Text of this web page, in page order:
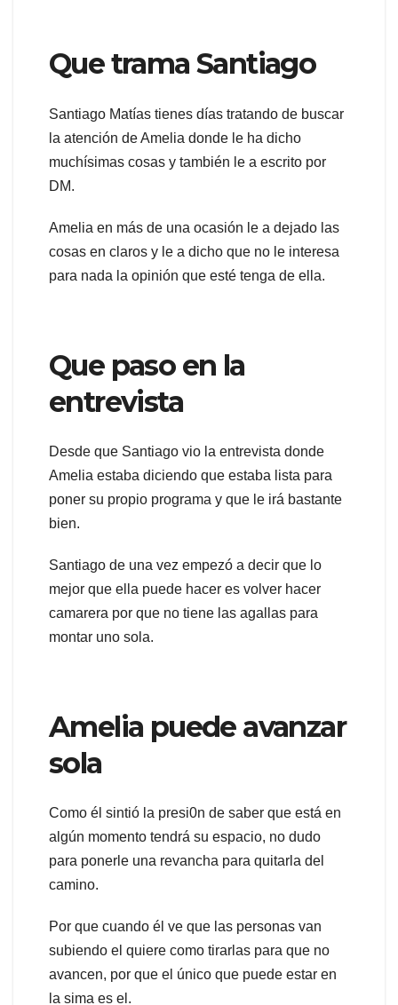
Que trama Santiago
Santiago Matías tienes días tratando de buscar
la atención de Amelia donde le ha dicho
muchísimas cosas y también le a escrito por
DM.
Amelia en más de una ocasión le a dejado las
cosas en claros y le a dicho que no le interesa
para nada la opinión que esté tenga de ella.
Que paso en la
entrevista
Desde que Santiago vio la entrevista donde
Amelia estaba diciendo que estaba lista para
poner su propio programa y que le irá bastante
bien.
Santiago de una vez empezó a decir que lo
mejor que ella puede hacer es volver hacer
camarera por que no tiene las agallas para
montar uno sola.
Amelia puede avanzar
sola
Como él sintió la presi0n de saber que está en
algún momento tendrá su espacio, no dudo
para ponerle una revancha para quitarla del
camino.
Por que cuando él ve que las personas van
subiendo el quiere como tirarlas para que no
avancen, por que el único que puede estar en
la sima es el.